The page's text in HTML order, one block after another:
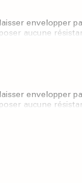
envelopper
aucune
envelopper
aucune